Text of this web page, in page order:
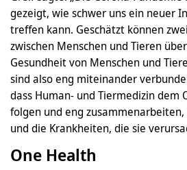
gezeigt, wie schwer uns ein neuer
treffen kann. Geschätzt können
zwischen Menschen und Tieren
Gesundheit von Menschen und
sind also eng miteinander
dass Human- und Tiermedizin dem
folgen und eng
und die Krankheiten, die sie
One Health